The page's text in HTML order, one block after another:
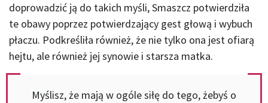
doprowadzić ją do takich myśli, Smaszcz potwierdziła
te obawy poprzez potwierdzający gest głową i wybuch
płaczu. Podkreśliła również, że nie tylko ona jest ofiarą
hejtu, ale również jej synowie i starsza matka.
Myślisz, że mają w ogóle siłę do tego, żebyś o